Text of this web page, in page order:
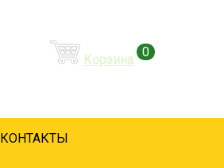
Корзина
0
КОНТАКТЫ